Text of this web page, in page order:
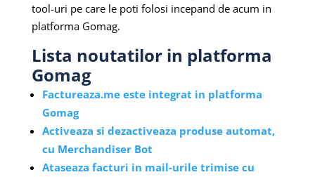
tool-uri pe care le poti folosi incepand de acum in
platforma Gomag.
Lista noutatilor in platforma
Gomag
Factureaza.me este integrat in platforma
Gomag
Activeaza si dezactiveaza produse automat,
cu Merchandiser Bot
Ataseaza facturi in mail-urile trimise cu